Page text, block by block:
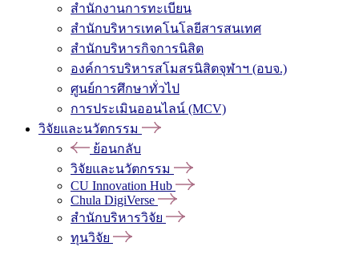
สำนักงานการทะเบียน
สำนักบริหารเทคโนโลยีสารสนเทศ
สำนักบริหารกิจการนิสิต
องค์การบริหารสโมสรนิสิตจุฬาฯ (อบจ.)
ศูนย์การศึกษาทั่วไป
การประเมินออนไลน์ (MCV)
วิจัยและนวัตกรรม
ย้อนกลับ
วิจัยและนวัตกรรม
CU Innovation Hub
Chula DigiVerse
สำนักบริหารวิจัย
ทุนวิจัย